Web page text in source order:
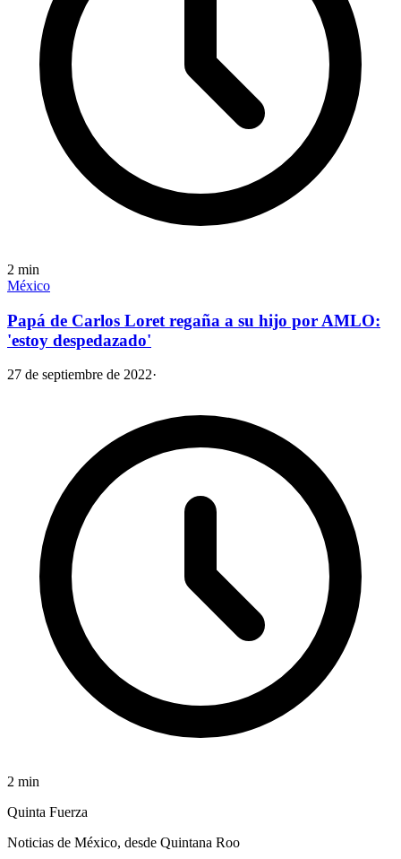
2 min
México
Papá de Carlos Loret regaña a su hijo por AMLO:
'estoy despedazado'
27 de septiembre de 2022·
2 min
Quinta Fuerza
Noticias de México, desde Quintana Roo